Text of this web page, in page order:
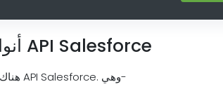
أنواع تكامل API Salesforce
هناك عدة أنواع من API Salesforce. وهي-